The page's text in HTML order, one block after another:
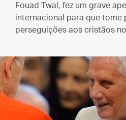
Fouad Twal, fez um grave
internacional para que tome
perseguições aos cristãos